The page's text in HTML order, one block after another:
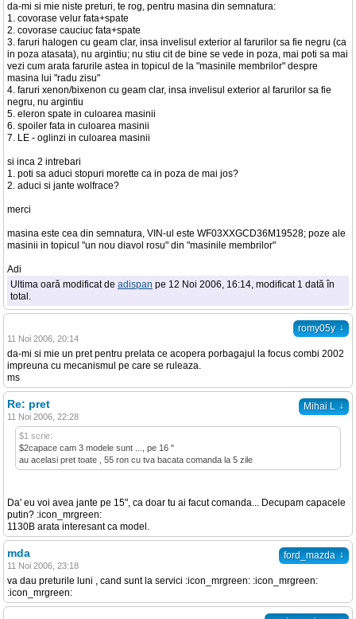
da-mi si mie niste preturi, te rog, pentru masina din semnatura:
1. covorase velur fata+spate
2. covorase cauciuc fata+spate
3. faruri halogen cu geam clar, insa invelisul exterior al farurilor sa fie negru (ca
in poza atasata), nu argintiu; nu stiu cit de bine se vede in poza, mai poti sa mai
vezi cum arata farurile astea in topicul de la "masinile membrilor" despre
masina lui "radu zisu"
4. faruri xenon/bixenon cu geam clar, insa invelisul exterior al farurilor sa fie
negru, nu argintiu
5. eleron spate in culoarea masinii
6. spoiler fata in culoarea masinii
7. LE - oglinzi in culoarea masinii
si inca 2 intrebari
1. poti sa aduci stopuri morette ca in poza de mai jos?
2. aduci si jante wolfrace?
merci
masina este cea din semnatura, VIN-ul este WF03XXGCD36M19528; poze ale
masinii in topicul "un nou diavol rosu" din "masinile membrilor"
Adi
Ultima oară modificat de adispan pe 12 Noi 2006, 16:14, modificat 1 dată în
total.
romy05y ↓
11 Noi 2006, 20:14
da-mi si mie un pret pentru prelata ce acopera porbagajul la focus combi 2002
impreuna cu mecanismul pe care se ruleaza.
ms
Mihai L ↓
Re: pret
11 Noi 2006, 22:28
$1 scrie:
$2capace cam 3 modele sunt ..., pe 16 "
au acelasi pret toate , 55 ron cu tva bacata comanda la 5 zile
Da' eu voi avea jante pe 15", ca doar tu ai facut comanda... Decupam capacele
putin? :icon_mrgreen:
1130B arata interesant ca model.
ford_mazda ↓
mda
11 Noi 2006, 23:18
va dau preturile luni , cand sunt la servici :icon_mrgreen: :icon_mrgreen:
:icon_mrgreen: